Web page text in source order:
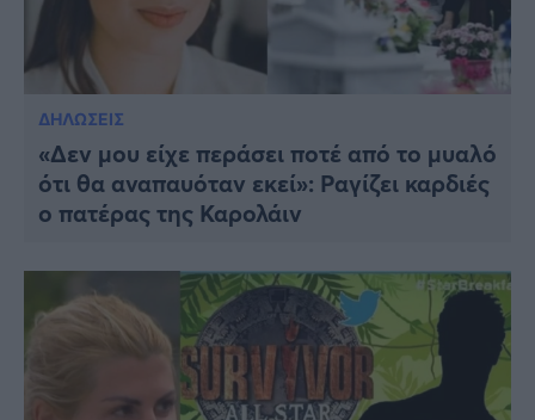
ΔΗΛΩΣΕΙΣ
«Δεν μου είχε περάσει ποτέ από το μυαλό
ότι θα αναπαυόταν εκεί»: Ραγίζει καρδιές
ο πατέρας της Καρολάιν